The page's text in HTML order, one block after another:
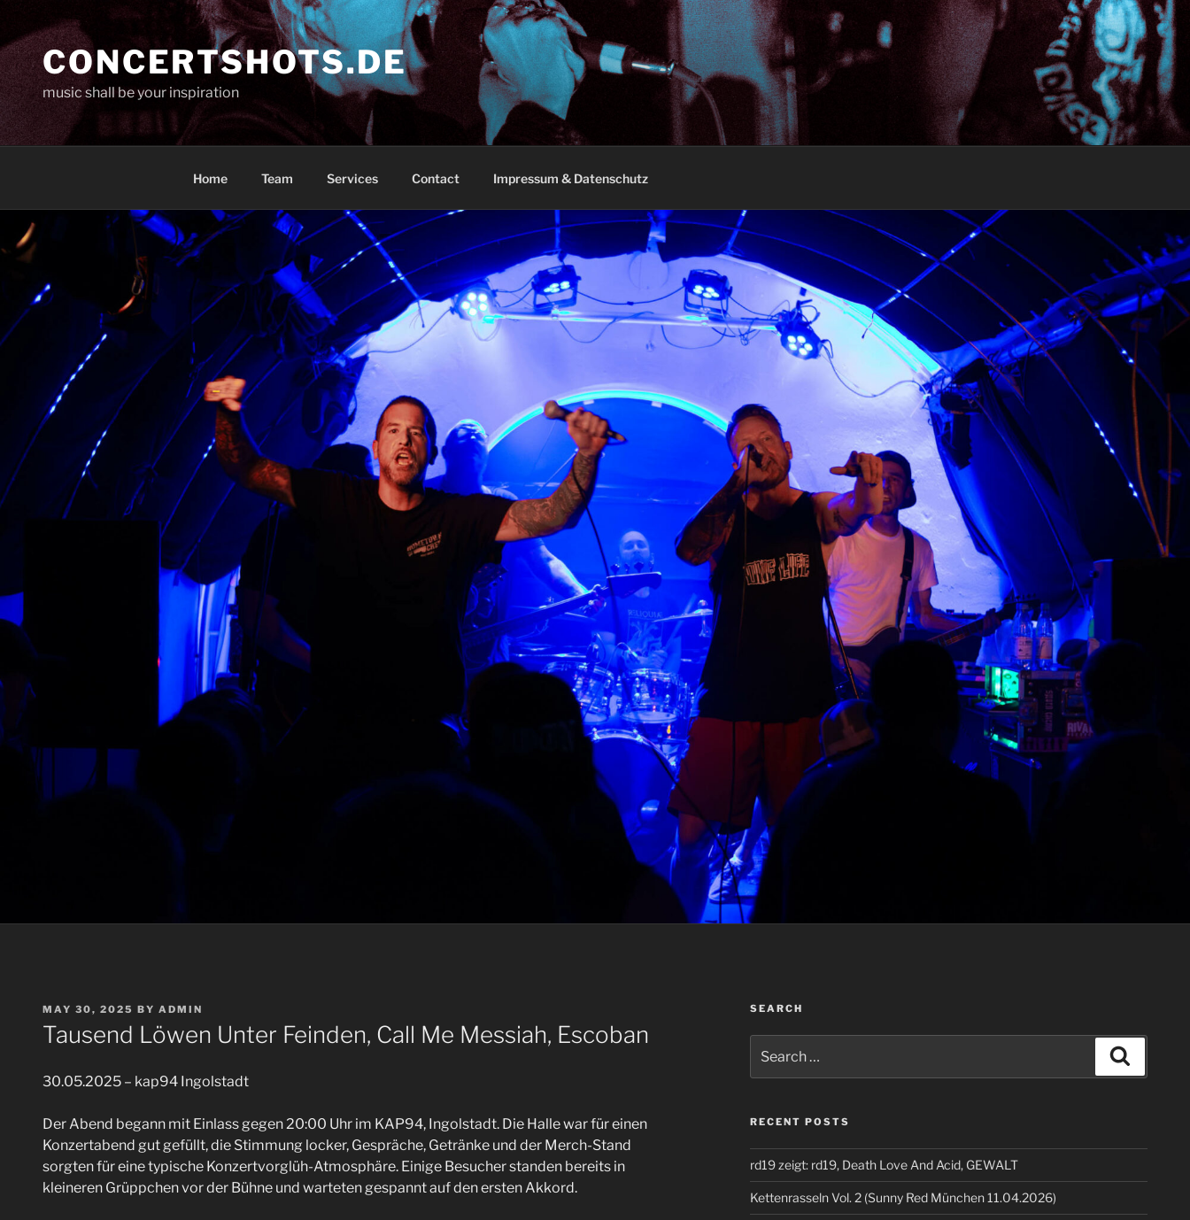
contentCONCERTSHOTS.DE
music shall be your inspiration
Home Team Services Contact Impressum & Datenschutz
POSTED
ON
MAY 30, 2025 BY ADMIN
Tausend Löwen Unter Feinden, Call Me Messiah, Escoban
30.05.2025 – kap94 Ingolstadt
Der Abend begann mit Einlass gegen 20:00 Uhr im KAP94, Ingolstadt. Die Halle war für einen
Konzertabend gut gefüllt, die Stimmung locker, Gespräche, Getränke und der Merch-Stand
sorgten für eine typische Konzertvorglüh-Atmosphäre. Einige Besucher standen bereits in
kleineren Grüppchen vor der Bühne und warteten gespannt auf den ersten Akkord.
SEARCH
for:
RECENT POSTS
rd19 zeigt: rd19, Death Love And Acid, GEWALT
Kettenrasseln Vol. 2 (Sunny Red München 11.04.2026)